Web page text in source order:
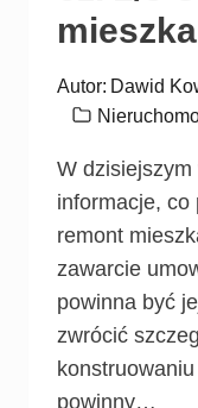
Autor: Dawid
W
informacje, co
remont
zawarcie
powinna być
zwrócić
powinny…